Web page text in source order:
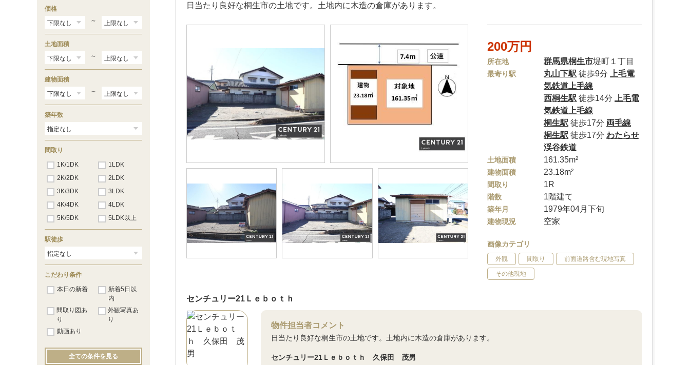
日当たり良好な桐生市の土地です。土地内に木造の倉庫があります。
200万円
所在地 群馬県桐生市堤町１丁目
最寄り駅 丸山下駅 徒歩9分
上毛電
気鉄道上毛線
西桐生駅 徒歩14分
上毛電
気鉄道上毛線
桐生駅 徒歩17分 両毛線
桐生駅 徒歩17分わたらせ
渓谷鉄道
土地面積 161.35m²
建物面積 23.18m²
間取り 1R
階数 1階建て
築年月 1979年04月下旬
建物現況 空家
画像カテゴリ
外観 間取り 前面道路含む現地写真
その他現地
センチュリー21Ｌｅｂｏｔｈ
物件担当者コメント
日当たり良好な桐生市の土地です。土地内に木造の倉庫があります。
センチュリー21Ｌｅｂｏｔｈ 久保田 茂男
価格
～
土地面積
～
建物面積
～
築年数
間取り
1K/1DK
1LDK
2K/2DK
2LDK
3K/3DK
3LDK
4K/4DK
4LDK
5K/5DK
5LDK以上
駅徒歩
こだわり条件
本日の新着
新着5日以
内
間取り図あ
り
外観写真あ
り
動画あり
全ての条件を見る